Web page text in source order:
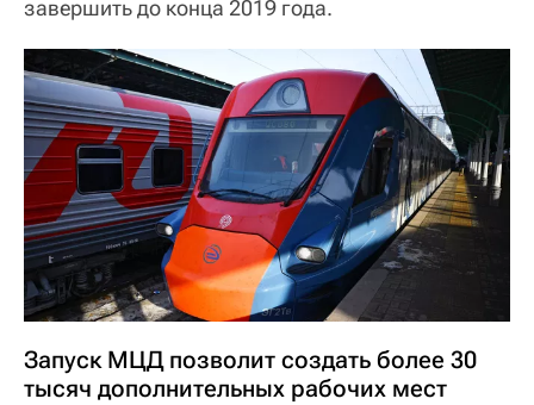
завершить до конца 2019 года.
Запуск МЦД позволит создать более 30
тысяч дополнительных рабочих мест